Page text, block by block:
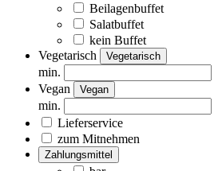
Beilagenbuffet
Salatbuffet
kein Buffet
Vegetarisch
Vegetarisch
min.
Vegan
Vegan
min.
Lieferservice
zum Mitnehmen
Zahlungsmittel